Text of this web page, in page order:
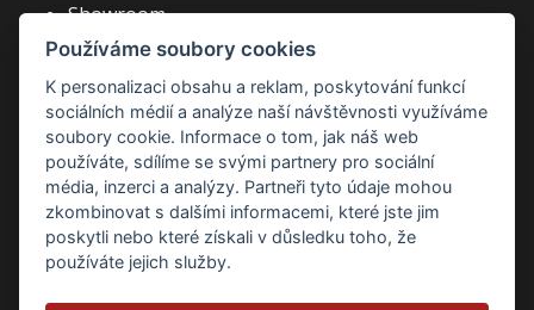
Showroom
Články a novinky
Často kladené dotazy
Kariéra
Zásady ochrany osobních údajů
Používáme soubory cookies
K personalizaci obsahu a reklam, poskytování funkcí
sociálních médií a analýze naší návštěvnosti využíváme
soubory cookie. Informace o tom, jak náš web
používáte, sdílíme se svými partnery pro sociální
média, inzerci a analýzy. Partneři tyto údaje mohou
zkombinovat s dalšími informacemi, které jste jim
poskytli nebo které získali v důsledku toho, že
používáte jejich služby.